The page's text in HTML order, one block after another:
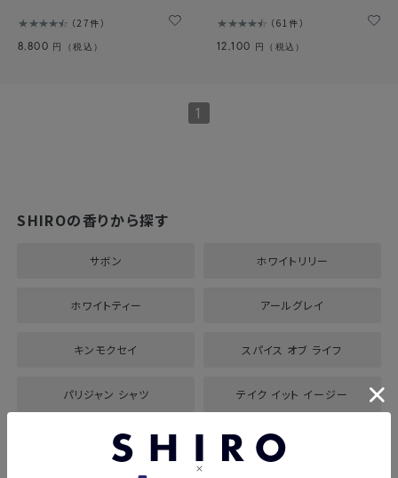
27件
8,800 円（税込）
61件
12,100 円（税込）
1
SHIROの香りから探す
サボン ホワイトリリー
ホワイトティー アールグレイ
キンモクセイ スパイス オブ ライフ
パリジャン シャツ テイク イット イージー
スパイス アンド ティーズ スモーク レザー